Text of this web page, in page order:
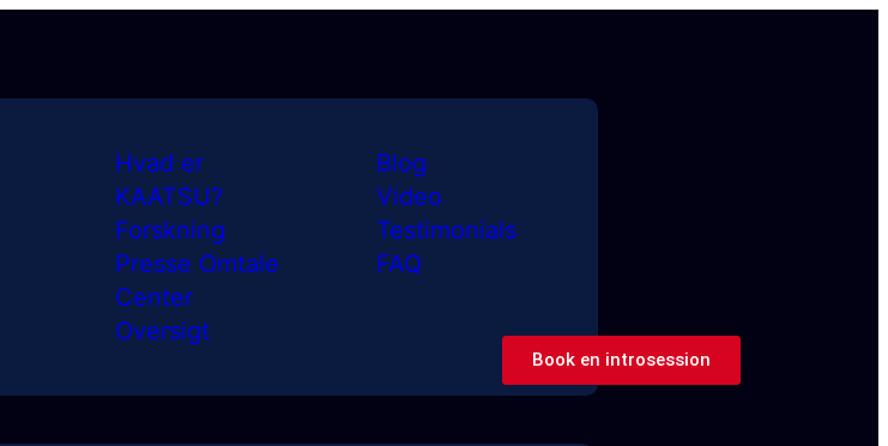
Hvad er
KAATSU?
Forskning
Presse Omtale
Center
Oversigt
Blog
Video
Testimonials
FAQ
Book en introsession